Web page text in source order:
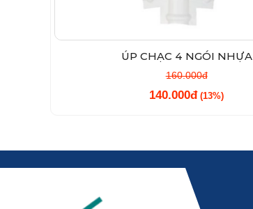
ÚP CHẠC 4 NGÓI NHỰA
160.000đ
140.000đ (13%)